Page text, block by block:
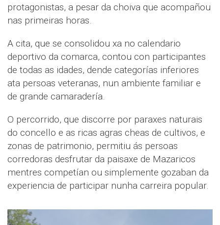
protagonistas, a pesar da choiva que acompañou
nas primeiras horas.
A cita, que se consolidou xa no calendario
deportivo da comarca, contou con participantes
de todas as idades, dende categorías inferiores
ata persoas veteranas, nun ambiente familiar e
de grande camaradería.
O percorrido, que discorre por paraxes naturais
do concello e as ricas agras cheas de cultivos, e
zonas de patrimonio, permitiu ás persoas
corredoras desfrutar da paisaxe de Mazaricos
mentres competían ou simplemente gozaban da
experiencia de participar nunha carreira popular.